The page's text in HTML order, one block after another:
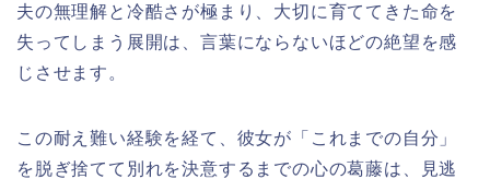
夫の無理解と冷酷さが極まり、大切に育ててきた命を
失ってしまう展開は、言葉にならないほどの絶望を感
じさせます。
この耐え難い経験を経て、彼女が「これまでの自分」
を脱ぎ捨てて別れを決意するまでの心の葛藤は、見逃